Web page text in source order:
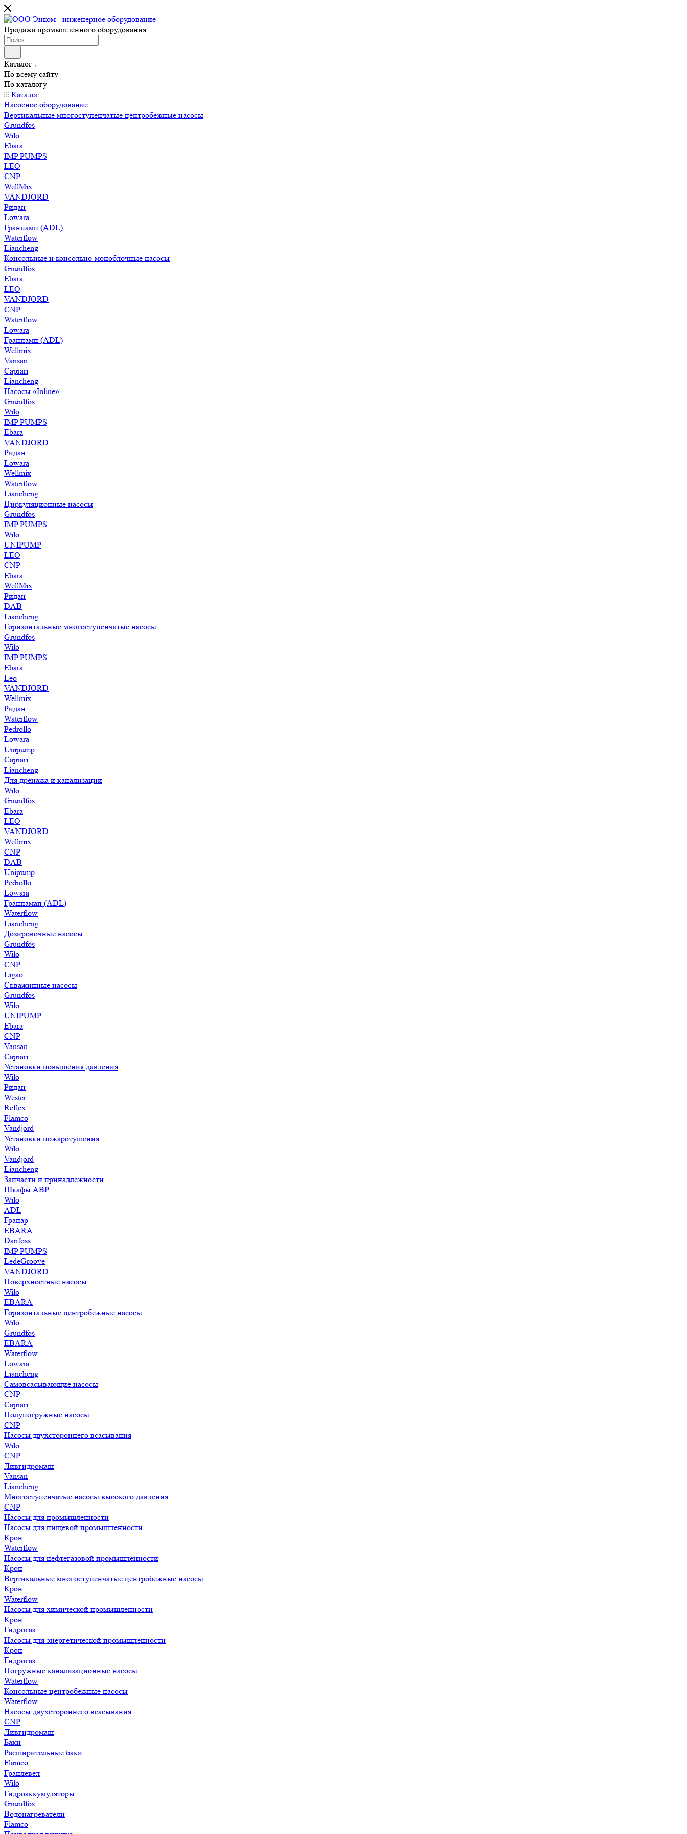
Продажа промышленного оборудования
Каталог
По всему сайту
По каталогу
Каталог
Насосное оборудование
Вертикальные многоступенчатые центробежные насосы
Grundfos
Wilo
Ebara
IMP PUMPS
LEO
CNP
WellMix
VANDJORD
Ридан
Lowara
Гранпамп (ADL)
Waterflow
Liancheng
Консольные и консольно-моноблочные насосы
Grundfos
Ebara
LEO
VANDJORD
CNP
Waterflow
Lowara
Гранпамп (ADL)
Wellmix
Vansan
Caprari
Liancheng
Насосы «Inline»
Grundfos
Wilo
IMP PUMPS
Ebara
VANDJORD
Ридан
Lowara
Wellmix
Waterflow
Liancheng
Циркуляционные насосы
Grundfos
IMP PUMPS
Wilo
UNIPUMP
LEO
CNP
Ebara
WellMix
Ридан
DAB
Liancheng
Горизонтальные многоступенчатые насосы
Grundfos
Wilo
IMP PUMPS
Ebara
Leo
VANDJORD
Wellmix
Ридан
Waterflow
Pedrollo
Lowara
Unipump
Caprari
Liancheng
Для дренажа и канализации
Wilo
Grundfos
Ebara
LEO
VANDJORD
Wellmix
CNP
DAB
Unipump
Pedrollo
Lowara
Гранпамап (ADL)
Waterflow
Liancheng
Дозировочные насосы
Grundfos
Wilo
CNP
Ligao
Скважинные насосы
Grundfos
Wilo
UNIPUMP
Ebara
CNP
Vansan
Caprari
Установки повышения давления
Wilo
Ридан
Wester
Reflex
Flamco
Vandjord
Установки пожаротушения
Wilo
Vandjord
Liancheng
Запчасти и принадлежности
Шкафы АВР
Wilo
ADL
Гранар
EBARA
Danfoss
IMP PUMPS
LedeGroove
VANDJORD
Поверхностные насосы
Wilo
EBARA
Горизонтальные центробежные насосы
Wilo
Grundfos
EBARA
Waterflow
Lowara
Liancheng
Самовсасывающие насосы
CNP
Caprari
Полупогружные насосы
CNP
Насосы двухстороннего всасывания
Wilo
CNP
Ливгидромаш
Vansan
Liancheng
Многоступенчатые насосы высокого давления
CNP
Насосы для промышленности
Насосы для пищевой промышленности
Крон
Waterflow
Насосы для нефтегазовой промышленности
Крон
Вертикальные многоступенчатые центробежные насосы
Крон
Waterflow
Насосы для химической промышленности
Крон
Гидрогаз
Насосы для энергетической промышленности
Крон
Гидрогаз
Погружные канализационные насосы
Waterflow
Консольные центробежные насосы
Waterflow
Насосы двухстороннего всасывания
CNP
Ливгидромаш
Баки
Расширительные баки
Flamco
Гранлевел
Wilo
Гидроаккумуляторы
Grundfos
Водонагреватели
Flamco